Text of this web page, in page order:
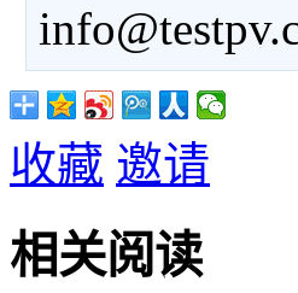
收藏 邀请
相关阅读